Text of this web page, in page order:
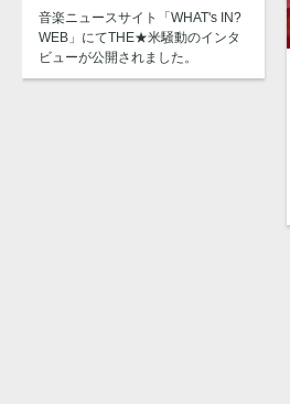
音楽ニュースサイト「WHAT's IN?
WEB」にてTHE★米騒動のインタ
ビューが公開されました。